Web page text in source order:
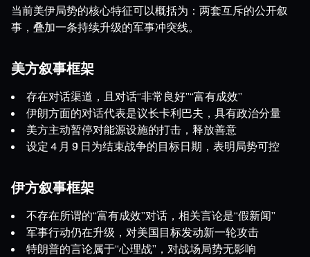
当前美伊局势的核心特征可以概括为：两套互斥的公开叙
事，叠加一条持续升级的军事冲突线。
美方叙事框架
存在对话渠道，且对话“非常良好”“富有成效”
伊朗方面的对话代表是议长卡利巴夫，具有政治分量
美方主动暂停对能源设施的打击，释放善意
设定 4 月 9 日为结束战争的目标日期，表明局势可控
伊方叙事框架
不存在所谓的“富有成效”对话，相关言论是“假新闻”
军事行动仍在升级，对美国目标发动新一轮攻击
特朗普的言论属于“心理战”，对战场局势无影响